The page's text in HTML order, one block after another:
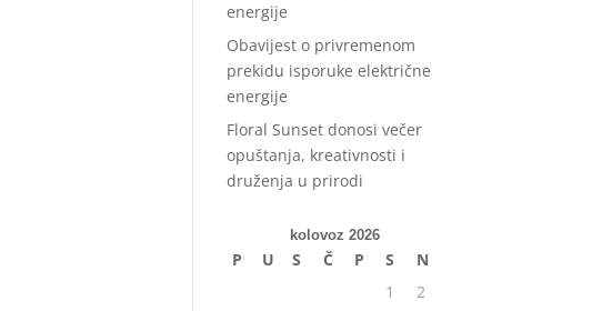
energije
Obavijest o privremenom
prekidu isporuke električne
energije
Floral Sunset donosi večer
opuštanja, kreativnosti i
druženja u prirodi
kolovoz 2026
P U S Č P S
N
1
2